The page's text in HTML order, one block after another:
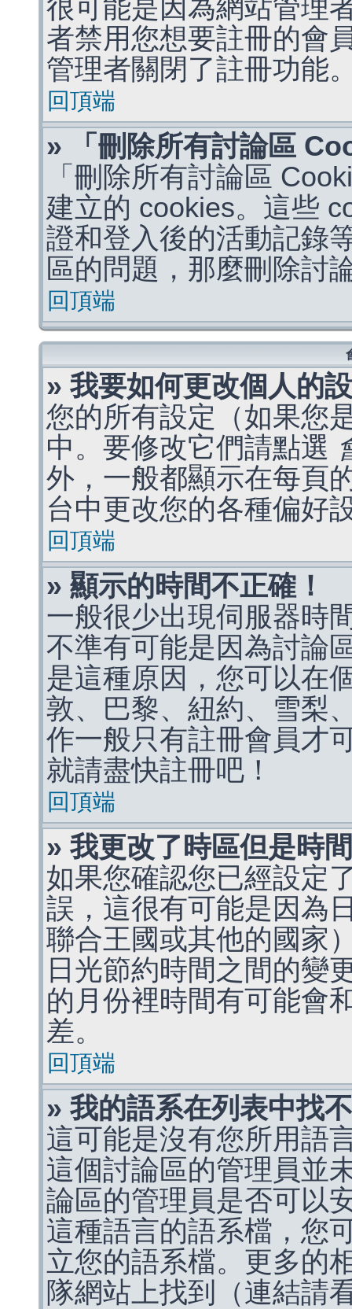
很可能是因為網站管理
者禁用您想要註冊的會
管理者關閉了註冊功能
回頂端
» 「刪除所有討論區
「刪除所有討論區
建立的 cookies。這些
證和登入後的活動記錄
區的問題，那麼刪除討
回頂端
» 我要如何更改個人的
您的所有設定（如果您
中。要修改它們請點選
外，一般都顯示在每頁
台中更改您的各種偏好
回頂端
» 顯示的時間不正確！
一般很少出現伺服器時
不準有可能是因為討論
是這種原因，您可以在
敦、巴黎、紐約、雪梨
作一般只有註冊會員才
就請盡快註冊吧！
回頂端
» 我更改了時區但是時
如果您確認您已經設定
誤，這很有可能是因為
聯合王國或其他的國家
日光節約時間之間的變
的月份裡時間有可能會
差。
回頂端
» 我的語系在列表中找
這可能是沒有您所用語
這個討論區的管理員並
論區的管理員是否可以
這種語言的語系檔，您
立您的語系檔。更多的
隊網站上找到（連結請